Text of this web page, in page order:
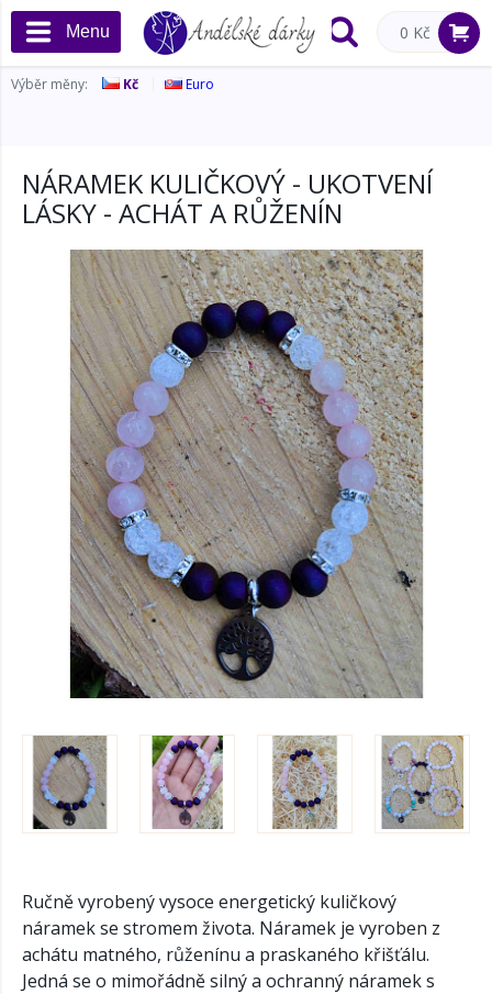
Výběr měny: Kč Euro
0 Kč
Menu
NÁRAMEK KULIČKOVÝ - UKOTVENÍ
LÁSKY - ACHÁT A RŮŽENÍN
Ručně vyrobený vysoce energetický kuličkový
náramek se stromem života. Náramek je vyroben z
achátu matného, růženínu a praskaného křišťálu.
Jedná se o mimořádně silný a ochranný náramek s